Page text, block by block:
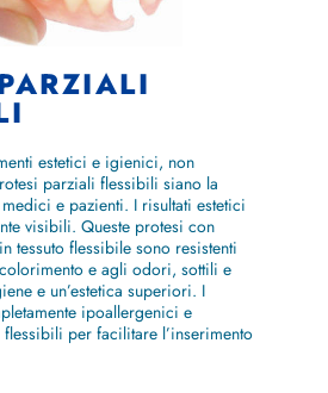
estetici e igienici, non
parziali flessibili siano la
e pazienti. I risultati estetici
visibili. Queste protesi con
tessuto flessibile sono resistenti
e agli odori, sottili e
e un’estetica superiori. I
ipoallergenici e
per facilitare l’inserimento